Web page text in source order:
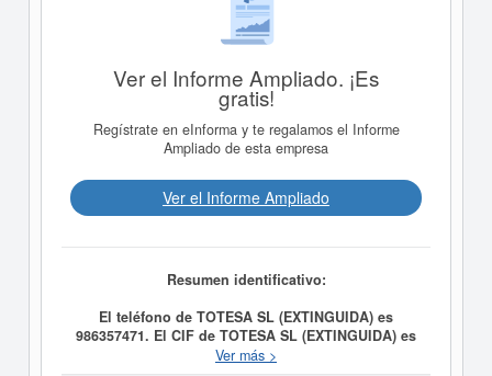
Ver el Informe Ampliado. ¡Es
gratis!
Regístrate en eInforma y te regalamos el Informe
Ampliado de esta empresa
Ver el Informe Ampliado
Resumen identificativo:
El teléfono de TOTESA SL (EXTINGUIDA) es
986357471. El CIF de TOTESA SL (EXTINGUIDA) es
Esta compañia tiene como finalidad social
Ver más >